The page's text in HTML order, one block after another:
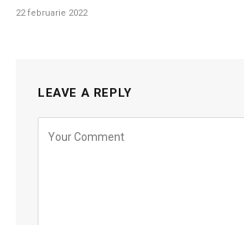
22 februarie 2022
LEAVE A REPLY